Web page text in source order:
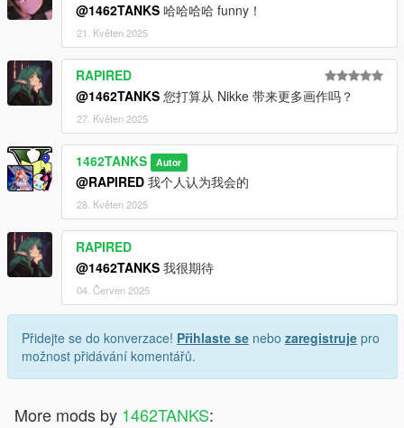
@1462TANKS 哈哈哈哈 funny！
21. Květen 2025
RAPIRED
@1462TANKS 您打算从 Nikke 带来更多画作吗？
27. Květen 2025
1462TANKS Autor
@RAPIRED 我个人认为我会的
28. Květen 2025
RAPIRED
@1462TANKS 我很期待
04. Červen 2025
Přidejte se do konverzace! Přihlaste se nebo zaregistruje pro
možnost přidávání komentářů.
More mods by 1462TANKS: